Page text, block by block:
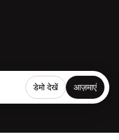
डेमो देखें आज़माएं